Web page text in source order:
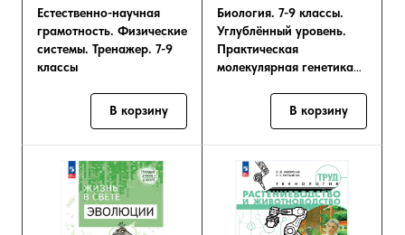
и Экологии
Естественно-научная
грамотность. Физические
системы. Тренажер. 7-9
классы
В корзину
и Экологии
Биология. 7-9 классы.
Углублённый уровень.
Практическая
молекулярная генетика
В корзину